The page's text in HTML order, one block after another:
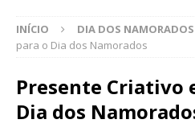
INÍCIO DIA DOS NAMORADOS
para o Dia dos Namorados
Presente Criativo
Dia dos